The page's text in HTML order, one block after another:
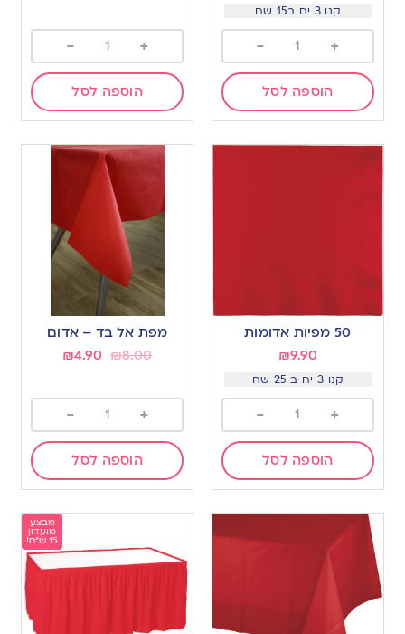
קנו 3 יח ב15 שח
+
-
הוספה לסל
+
-
הוספה לסל
50 מפיות אדומות
₪9.90
קנו 3 יח ב 25 שח
+
-
הוספה לסל
מפת אל בד – אדום
₪8.00
₪4.90
+
-
הוספה לסל
מבצע
מועדון
15 ש"ח!